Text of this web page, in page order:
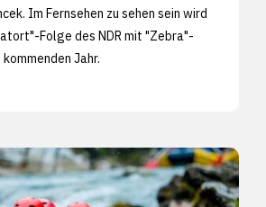
Im Fernsehen zu sehen sein wird
Folge des NDR mit "Zebra"-
Jahr.